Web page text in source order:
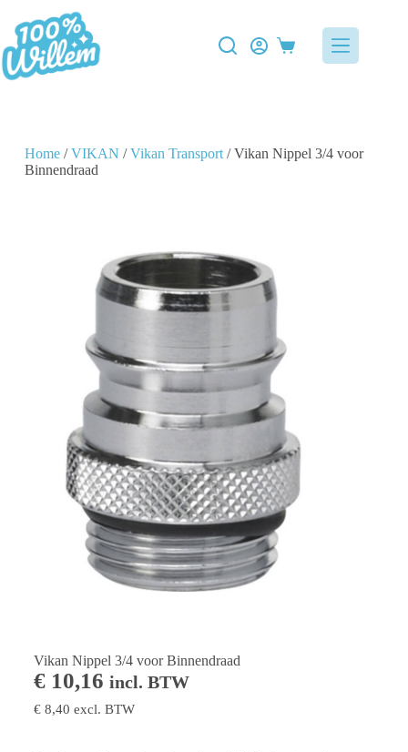
Home/VIKAN /Vikan Transport/ Vikan Nippel 3/4 voor
Binnendraad
Vikan Nippel 3/4 voor Binnendraad
€10,16 incl. BTW
€8,40 excl. BTW